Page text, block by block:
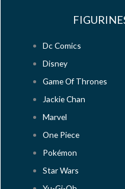
Dc Comics
Disney
Game Of Thrones
Jackie Chan
Marvel
One Piece
Pokémon
Star Wars